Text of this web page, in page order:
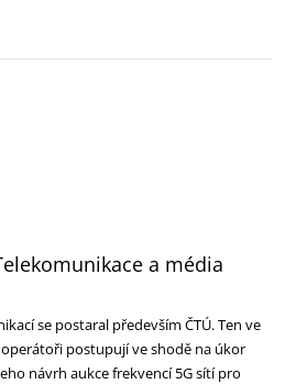
a média
se postaral především ČTÚ. Ten ve
postupují ve shodě na úkor
návrh aukce frekvencí 5G sítí pro